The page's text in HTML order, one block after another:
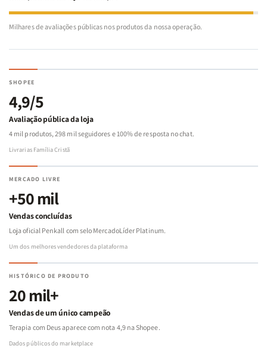
Milhares de avaliações públicas nos produtos da nossa operação.
SHOPEE
4,9/5
Avaliação pública da loja
4 mil produtos, 298 mil seguidores e 100% de resposta no chat.
Livrarias Família Cristã
MERCADO LIVRE
+50 mil
Vendas concluídas
Loja oficial Penkall com selo MercadoLíder Platinum.
Um dos melhores vendedores da plataforma
HISTÓRICO DE PRODUTO
20 mil+
Vendas de um único campeão
Terapia com Deus aparece com nota 4,9 na Shopee.
Dados públicos do marketplace